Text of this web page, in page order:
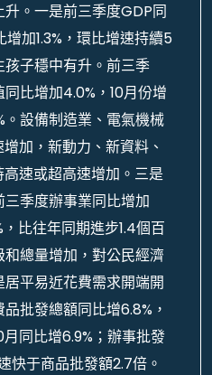
。一是前三季度GDP同
加1.3%，環比增速持續5
子穩中有升。前三季
比增加4.0%，10月份增
。設備制造業、電氣機械
加，新動力、新資料、
速或超高速增加。三是
季度辦事業同比增加
比往年同期進步1.4個百
總量增加，對公民經濟
平易近花費需求開端開
批發總額同比增6.8%，
同比增6.9%；辦事批發
快于商品批發額2.7倍。